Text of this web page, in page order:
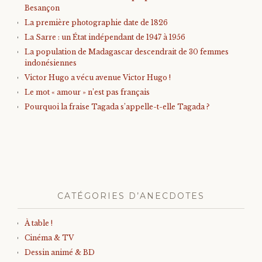
Besançon
La première photographie date de 1826
La Sarre : un État indépendant de 1947 à 1956
La population de Madagascar descendrait de 30 femmes
indonésiennes
Victor Hugo a vécu avenue Victor Hugo !
Le mot « amour » n’est pas français
Pourquoi la fraise Tagada s’appelle-t-elle Tagada ?
CATÉGORIES D’ANECDOTES
À table !
Cinéma & TV
Dessin animé & BD